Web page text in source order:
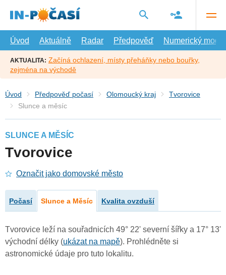
hlavní
Úvod
Aktuálně Radar Předpověď Numerický model
AKTUALITA: Začíná ochlazení, místy přeháňky nebo bouřky,
zejména na východě
Úvod Předpověď počasí Olomoucký kraj
Tvorovice
Slunce a měsíc
SLUNCE A MĚSÍC
Tvorovice
Označit jako domovské město
Počasí Slunce a Měsíc Kvalita ovzduší
Tvorovice leží na souřadnicích 49° 22' severní šířky a 17° 13'
východní délky (ukázat na mapě). Prohlédněte si
astronomické údaje pro tuto lokalitu.